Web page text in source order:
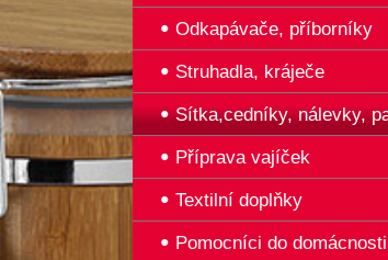
Odkapávače, příborníky
Struhadla, kráječe
Sítka,cedníky, nálevky,
Příprava vajíček
Textilní doplňky
Pomocníci do domácnosti